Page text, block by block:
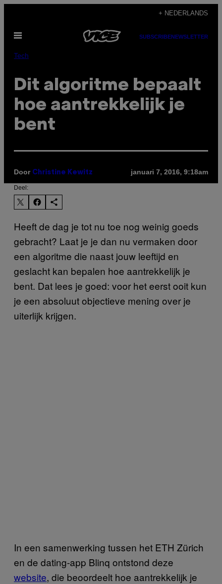
de
inhoud
+ NEDERLANDS
Open
SUBSCRIBENEWSLETTER
Tech
Dit algoritme bepaalt
hoe aantrekkelijk je
bent
Door Christine Kewitz januari 7, 2016, 9:18am
Deel:
Heeft de dag je tot nu toe nog weinig goeds
gebracht? Laat je je dan nu vermaken door
een algoritme die naast jouw leeftijd en
geslacht kan bepalen hoe aantrekkelijk je
bent. Dat lees je goed: voor het eerst ooit kun
je een absoluut objectieve mening over je
uiterlijk krijgen.
In een samenwerking tussen het ETH Zürich
en de dating-app Blinq ontstond deze
website, die beoordeelt hoe aantrekkelijk je